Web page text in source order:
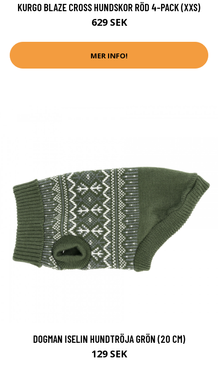
KURGO BLAZE CROSS HUNDSKOR RÖD 4-PACK (XXS)
629 SEK
MER INFO!
DOGMAN ISELIN HUNDTRÖJA GRÖN (20 CM)
129 SEK